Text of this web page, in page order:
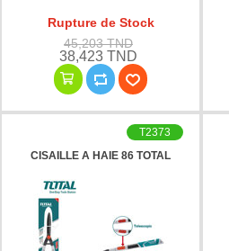
Rupture de Stock
45,203 TND
38,423 TND
CISAILLE A HAIE 86 TOTAL
T2373